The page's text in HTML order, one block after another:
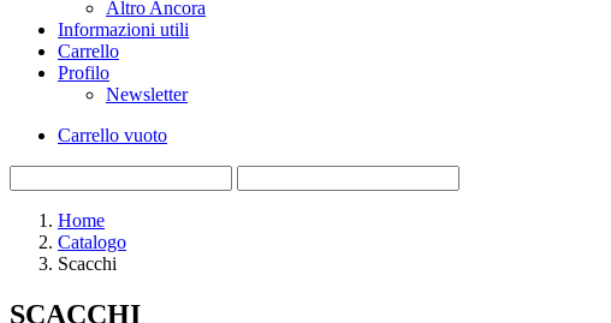
Altro Ancora
Informazioni utili
Carrello
Profilo
Newsletter
Carrello vuoto
Home
Catalogo
Scacchi
SCACCHI